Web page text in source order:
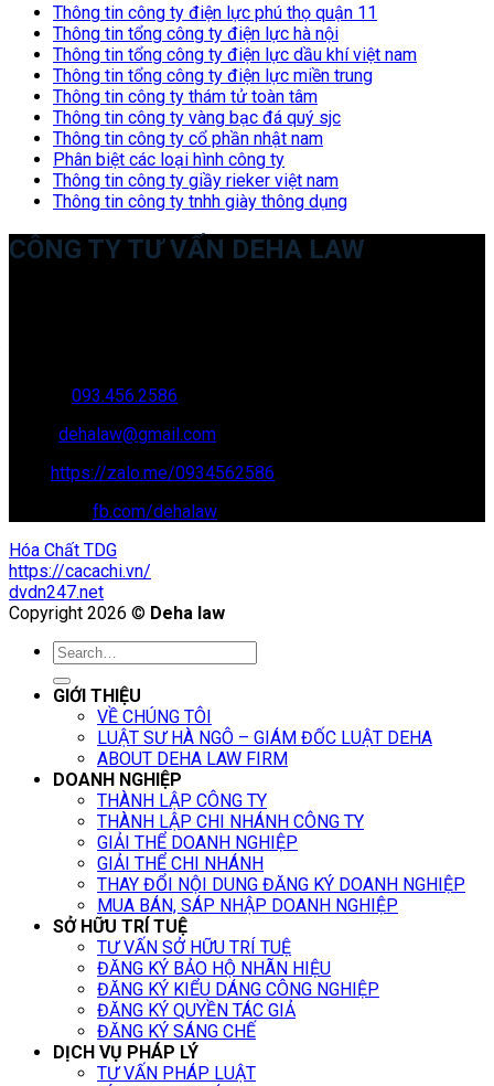
Thông tin công ty điện lực phú thọ quận 11
Thông tin tổng công ty điện lực hà nội
Thông tin tổng công ty điện lực dầu khí việt nam
Thông tin tổng công ty điện lực miền trung
Thông tin công ty thám tử toàn tâm
Thông tin công ty vàng bạc đá quý sjc
Thông tin công ty cổ phần nhật nam
Phân biệt các loại hình công ty
Thông tin công ty giầy rieker việt nam
Thông tin công ty tnhh giày thông dụng
CÔNG TY TƯ VẤN DEHA LAW
093.456.2586
dehalaw@gmail.com
https://zalo.me/0934562586
fb.com/dehalaw
Hóa Chất TDG
https://cacachi.vn/
dvdn247.net
Copyright 2026 © Deha law
GIỚI THIỆU
VỀ CHÚNG TÔI
LUẬT SƯ HÀ NGÔ – GIÁM ĐỐC LUẬT DEHA
ABOUT DEHA LAW FIRM
DOANH NGHIỆP
THÀNH LẬP CÔNG TY
THÀNH LẬP CHI NHÁNH CÔNG TY
GIẢI THỂ DOANH NGHIỆP
GIẢI THỂ CHI NHÁNH
THAY ĐỔI NỘI DUNG ĐĂNG KÝ DOANH NGHIỆP
MUA BÁN, SÁP NHẬP DOANH NGHIỆP
SỞ HỮU TRÍ TUỆ
TƯ VẤN SỞ HỮU TRÍ TUỆ
ĐĂNG KÝ BẢO HỘ NHÃN HIỆU
ĐĂNG KÝ KIỂU DÁNG CÔNG NGHIỆP
ĐĂNG KÝ QUYỀN TÁC GIẢ
ĐĂNG KÝ SÁNG CHẾ
DỊCH VỤ PHÁP LÝ
TƯ VẤN PHÁP LUẬT